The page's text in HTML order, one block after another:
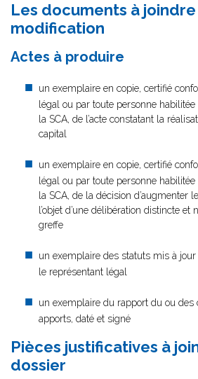
Les documents à
modification
Actes à produire
un exemplaire en copie, certifié
légal ou par toute personne
la SCA, de l’acte constatant la
capital
un exemplaire en copie, certifié
légal ou par toute personne
la SCA, de la décision d’augmenter
l’objet d’une délibération distincte et
greffe
un exemplaire des statuts mis à
le représentant légal
un exemplaire du rapport du ou des
apports, daté et signé
Pièces justificatives à
dossier